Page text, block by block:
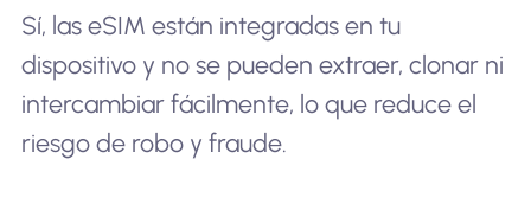
Sí, las eSIM están integradas en tu
dispositivo y no se pueden extraer, clonar ni
intercambiar fácilmente, lo que reduce el
riesgo de robo y fraude.